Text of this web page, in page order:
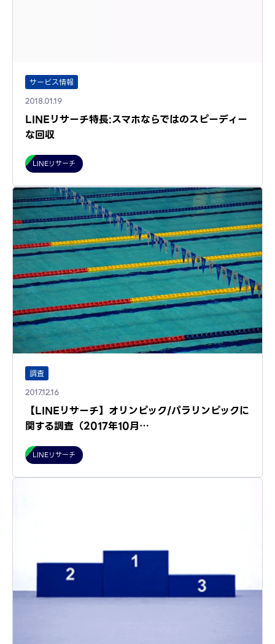
サービス情報
2018.01.19
LINEリサーチ特長:スマホならではのスピーディー
な回収
LINEリサーチ
調査
2017.12.16
【LINEリサーチ】オリンピック/パラリンピックに
関する調査（2017年10月…
LINEリサーチ